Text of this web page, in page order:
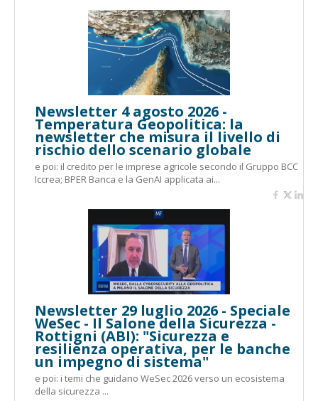
Newsletter 4 agosto 2026 -
Temperatura Geopolitica: la
newsletter che misura il livello di
rischio dello scenario globale
e poi: il credito per le imprese agricole secondo il Gruppo BCC
Iccrea; BPER Banca e la GenAI applicata ai...
Newsletter 29 luglio 2026 - Speciale
WeSec - Il Salone della Sicurezza -
Rottigni (ABI): "Sicurezza e
resilienza operativa, per le banche
un impegno di sistema"
e poi: i temi che guidano WeSec 2026 verso un ecosistema
della sicurezza ...